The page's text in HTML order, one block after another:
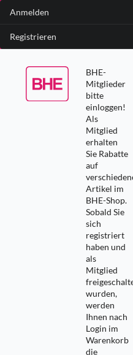
Anmelden
Registrieren
BHE-
Mitglieder
bitte
einloggen!
Als
Mitglied
erhalten
Sie Rabatte
auf
Artikel im
BHE-Shop.
Sobald Sie
sich
registriert
haben und
als
Mitglied
wurden,
werden
Ihnen nach
Login im
Warenkorb
die